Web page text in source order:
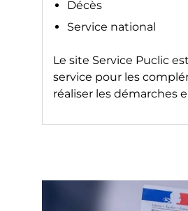
Décès
Service national
Le site Service Puclic
service pour les
réaliser les démarches